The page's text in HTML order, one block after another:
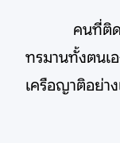
คนที่ติดคุก
ทรมานทั้งตนเ
เครือญาติอย่า